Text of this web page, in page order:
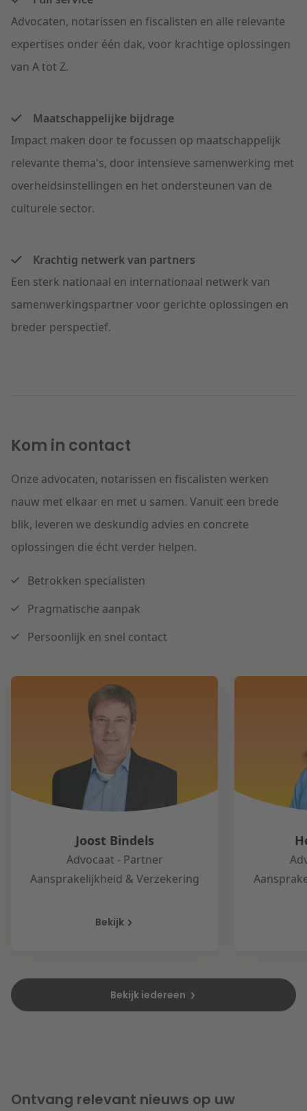
Advocaten, notarissen en fiscalisten en alle relevante
expertises onder één dak, voor krachtige oplossingen
van A tot Z.
Maatschappelijke bijdrage
Impact maken door te focussen op maatschappelijk
relevante thema's, door intensieve samenwerking met
overheidsinstellingen en het ondersteunen van de
culturele sector.
Krachtig netwerk van partners
Een sterk nationaal en internationaal netwerk van
samenwerkingspartner voor gerichte oplossingen en
breder perspectief.
Kom in contact
Onze advocaten, notarissen en fiscalisten werken
nauw met elkaar en met u samen. Vanuit een brede
blik, leveren we deskundig advies en concrete
oplossingen die écht verder helpen.
Betrokken specialisten
Pragmatische aanpak
Persoonlijk en snel contact
Joost Bindels
Advocaat - Partner
Aansprakelijkheid & Verzekering
Bekijk
Bekijk iedereen
Ontvang relevant nieuws op uw